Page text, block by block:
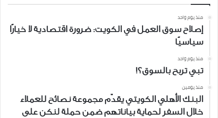
منذ يوم واحد
إصلاح سوق العمل في الكويت: ضرورة اقتصادية لا خيارًا
سياسيًا
منذ يوم واحد
تبي تربح بالسوق؟!
منذ يومين
البنك الأهلي الكويتي يقدّم مجموعة نصائح للعملاء
خلال السفر لحماية بياناتهم ضمن حملة لنكن على